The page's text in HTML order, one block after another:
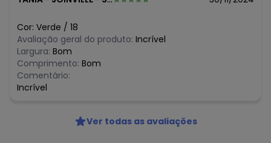
Cor: Verde / 18
Avaliação geral do produto: Incrível
Largura: Bom
Comprimento: Bom
Comentário:
Incrível
Ver todas as avaliações